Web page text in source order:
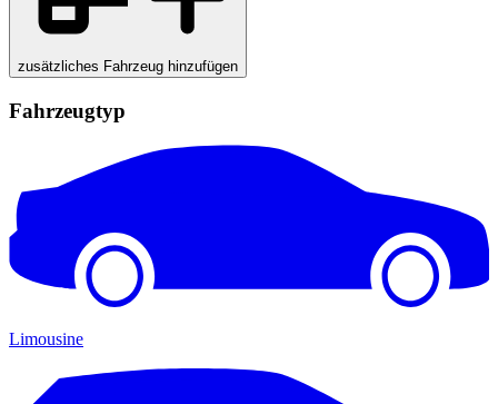
zusätzliches Fahrzeug hinzufügen
Fahrzeugtyp
Limousine